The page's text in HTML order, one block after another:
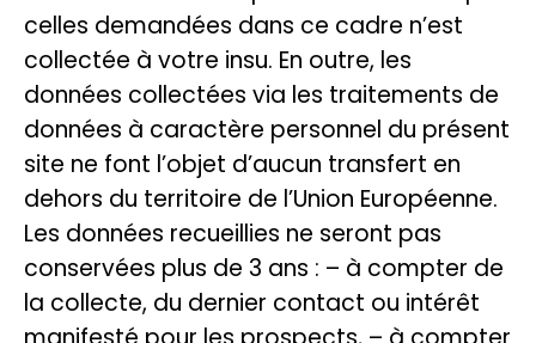
celles demandées dans ce cadre n’est
collectée à votre insu. En outre, les
données collectées via les traitements de
données à caractère personnel du présent
site ne font l’objet d’aucun transfert en
dehors du territoire de l’Union Européenne.
Les données recueillies ne seront pas
conservées plus de 3 ans : – à compter de
la collecte, du dernier contact ou intérêt